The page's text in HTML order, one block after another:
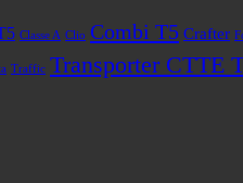
Classe A Clio Combi T5 Crafter
Traffic Transporter CTTE